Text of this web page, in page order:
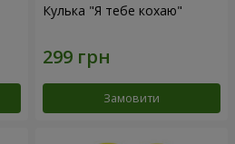
Кулька "Я тебе кохаю"
Замовити